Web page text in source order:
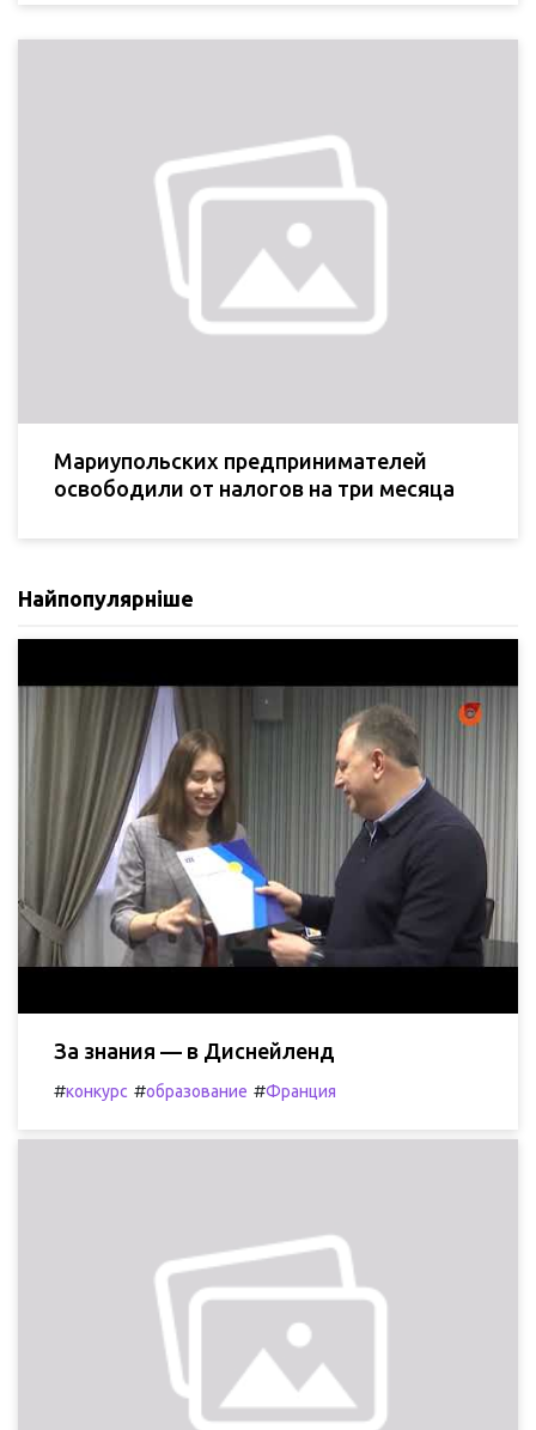
Мариупольских предпринимателей
освободили от налогов на три месяца
Найпопулярніше
За знания — в Диснейленд
#конкурс #образование #Франция